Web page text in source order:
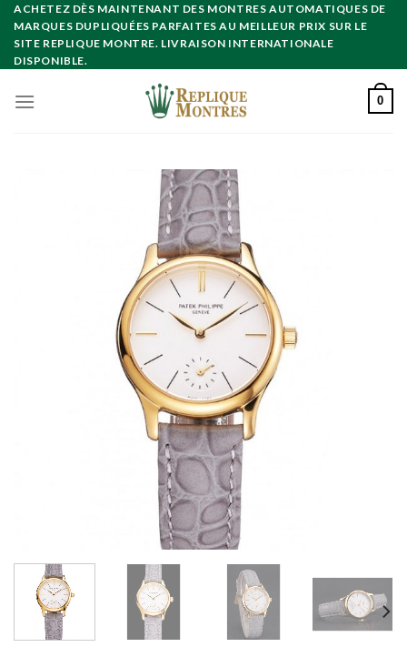
Skip
content
ACHETEZ DÈS MAINTENANT DES MONTRES AUTOMATIQUES DE
MARQUES DUPLIQUÉES PARFAITES AU MEILLEUR PRIX SUR LE
SITE REPLIQUE MONTRE. LIVRAISON INTERNATIONALE
DISPONIBLE.
0